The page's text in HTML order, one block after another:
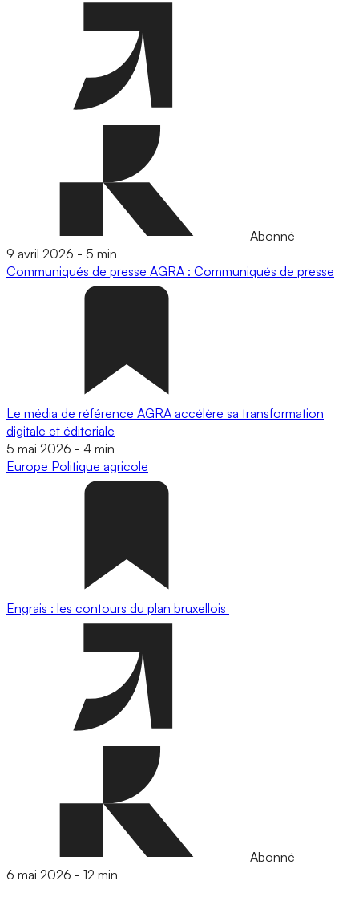
Abonné
9 avril 2026 - 5 min
Communiqués de presse AGRA : Communiqués de presse
Le média de référence AGRA accélère sa transformation
digitale et éditoriale
5 mai 2026 - 4 min
Europe Politique agricole
Engrais : les contours du plan bruxellois
Abonné
6 mai 2026 - 12 min